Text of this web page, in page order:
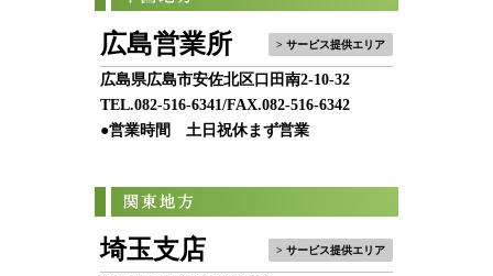
広島営業所 > サービス提供エリア
広島県広島市安佐北区口田南2-10-32
TEL.082-516-6341/FAX.082-516-6342
●営業時間 土日祝休まず営業
埼玉支店 > サービス提供エリア